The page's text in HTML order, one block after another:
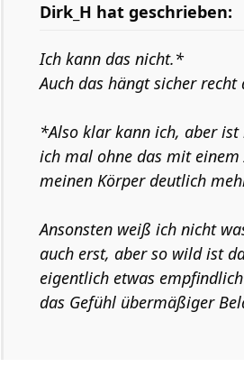
Dirk_H hat geschrieben:
Ich kann das nicht.*
Auch das hängt sicher
*Also klar kann ich, aber
ich mal ohne das mit einem
meinen Körper deutlich
Ansonsten weiß ich nicht
auch erst, aber so wild ist
eigentlich etwas
das Gefühl übermäßiger